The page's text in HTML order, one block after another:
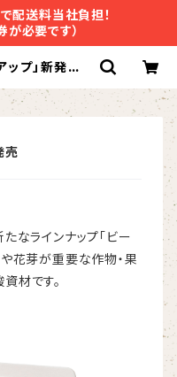
配送料当社負担！
が必要です）
ップ」新発売 |
売
なラインナップ「ビー
や花芽が重要な作物・果
材です。